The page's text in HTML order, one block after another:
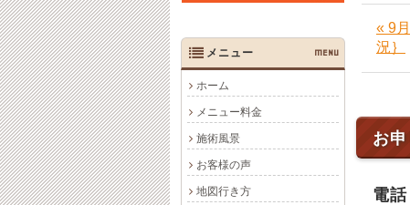
« 9
況｝
お
電
メニュー MENU
ホーム
メニュー料金
施術風景
お客様の声
地図行き方